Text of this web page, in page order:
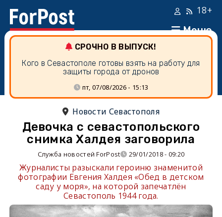
Меню
18+
СРОЧНО В ВЫПУСК!
Кого в Севастополе готовы взять на работу для
защиты города от дронов
пт, 07/08/2026 - 15:13
Новости Севастополя
Девочка с севастопольского
снимка Халдея заговорила
Служба новостей ForPost 29/01/2018 - 09:20
Журналисты разыскали героиню знаменитой
фотографии Евгения Халдея «Обед в детском
саду у моря», на которой запечатлён
Севастополь 1944 года.